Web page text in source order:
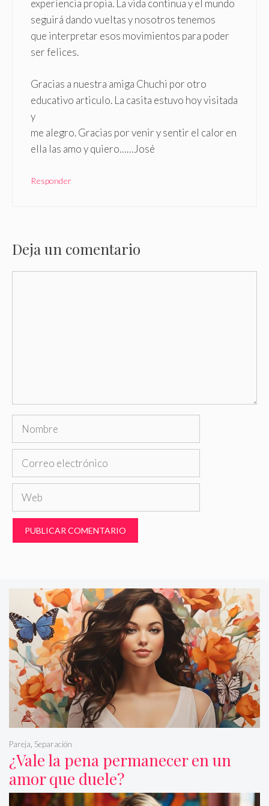
experiencia propia. La vida continua y el mundo
seguirá dando vueltas y nosotros tenemos
que interpretar esos movimientos para poder
ser felices.
Gracias a nuestra amiga Chuchi por otro
educativo articulo. La casita estuvo hoy visitada
y
me alegro. Gracias por venir y sentir el calor en
ella las amo y quiero……José
Responder
Deja un comentario
Nombre
Correo
Web
¿Vale la pena permanecer en un
amor que duele?
Pareja Separación